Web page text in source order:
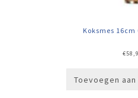
Koksmes 16cm
€
Toevoegen